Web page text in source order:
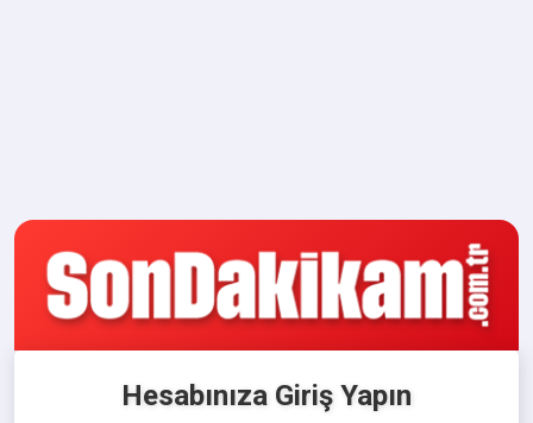
Hesabınıza Giriş Yapın